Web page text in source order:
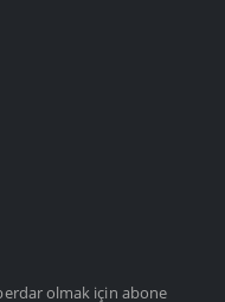
olmak için abone